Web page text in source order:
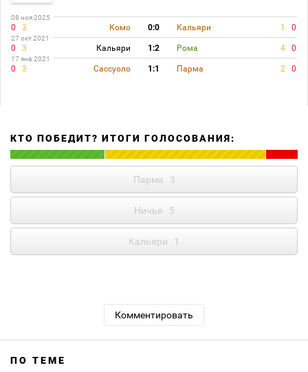
08 ноя 2025
0 3 Комо 0:0 Кальяри 1 0
27 окт 2021
0 3 Кальяри 1:2 Рома 4 0
17 янв 2021
0 3 Сассуоло 1:1 Парма 2 0
КТО ПОБЕДИТ? ИТОГИ ГОЛОСОВАНИЯ:
Парма 3
Ничья 5
Кальяри 1
Комментировать
ПО ТЕМЕ